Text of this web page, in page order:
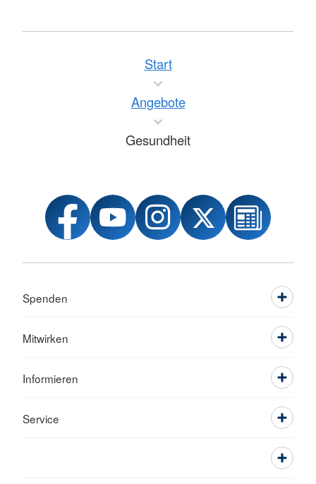
Start
Angebote
Gesundheit
Spenden
Mitwirken
Informieren
Service